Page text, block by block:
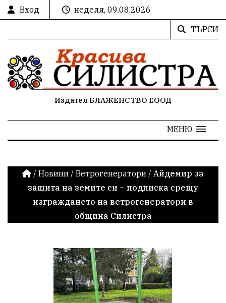
Вход
неделя, 09.08.2026
ТЪРСИ
Издател БЛАЖЕНСТВО ЕООД
МЕНЮ
/ Новини / Ветрогенератори / Айдемир за
защита на земите си – подписка срещу
изграждането на ветрогенератори в
община Силистра